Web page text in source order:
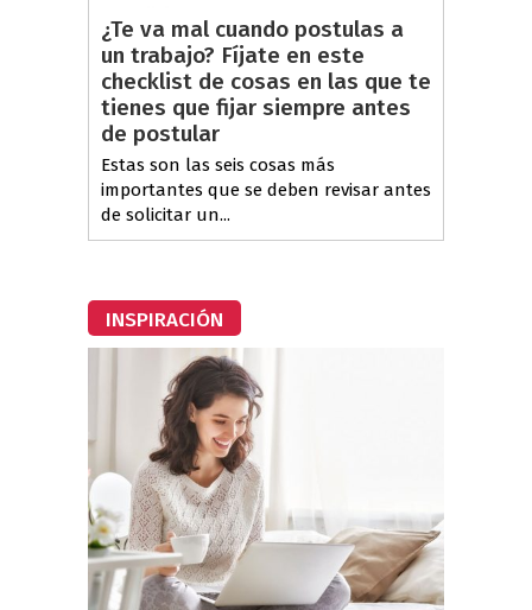
¿Te va mal cuando postulas a
un trabajo? Fíjate en este
checklist de cosas en las que te
tienes que fijar siempre antes
de postular
Estas son las seis cosas más
importantes que se deben revisar antes
de solicitar un...
INSPIRACIÓN